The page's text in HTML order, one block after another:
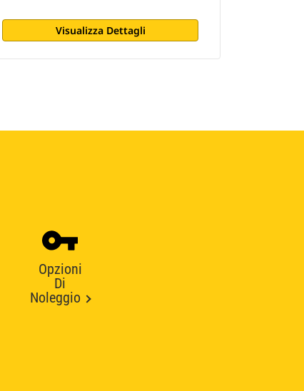
Visualizza Dettagli
Opzioni
Di
Noleggio